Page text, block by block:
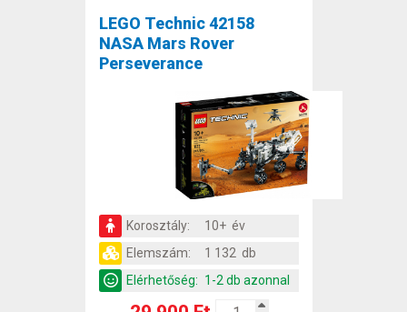
LEGO Technic 42158
NASA Mars Rover
Perseverance
Korosztály:
10+ év
Elemszám:
1 132 db
Elérhetőség: 1-2 db azonnal